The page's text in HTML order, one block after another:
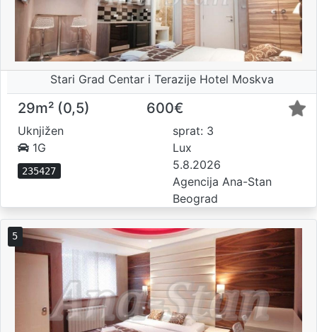
Stari Grad Centar i Terazije Hotel Moskva
29m² (0,5) 600€
Uknjižen
1G
235427
sprat: 3
Lux
5.8.2026
Agencija Ana-Stan
Beograd
5